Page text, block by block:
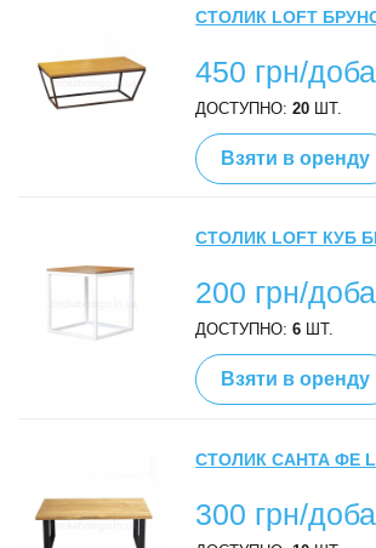
СТОЛИК LOFT
450 грн/доба
ДОСТУПНО:20 ШТ.
Взяти в оренду
СТОЛИК LOFT КУБ
200 грн/доба
ДОСТУПНО:6 ШТ.
Взяти в оренду
СТОЛИК САНТА ФЕ
300 грн/доба